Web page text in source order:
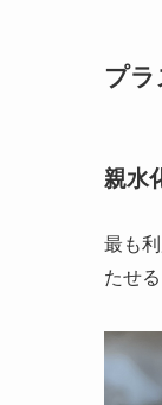
プ
親水
最も
たせ